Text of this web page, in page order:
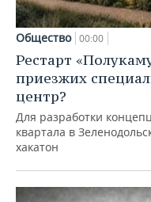
Общество 00:00
Рестарт
приезжих
центр?
Для разработки
квартала в
хакатон